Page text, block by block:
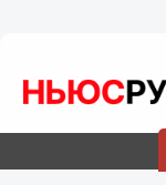
Глеб
ДТП в